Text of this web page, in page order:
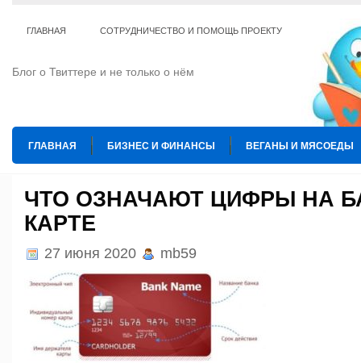
ГЛАВНАЯ СОТРУДНИЧЕСТВО И ПОМОЩЬ ПРОЕКТУ
Блог о Твиттере и не только о нём
ГЛАВНАЯ БИЗНЕС И ФИНАНСЫ ВЕГАНЫ И МЯСОЕДЫ
ТЕ КОГО ПРИРУЧИЛИ
ЧТО ОЗНАЧАЮТ ЦИФРЫ НА
КАРТЕ
27 июня 2020 mb59